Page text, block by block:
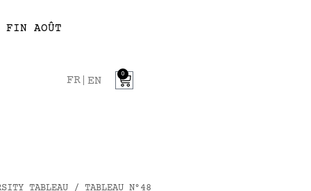
FIN AOÛT
FR EN
0
TABLEAU / TABLEAU N°48